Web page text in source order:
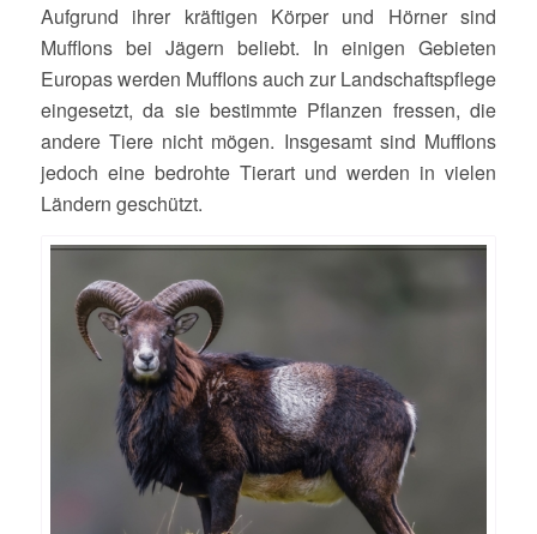
Aufgrund ihrer kräftigen Körper und Hörner sind
Mufflons bei Jägern beliebt. In einigen Gebieten
Europas werden Mufflons auch zur Landschaftspflege
eingesetzt, da sie bestimmte Pflanzen fressen, die
andere Tiere nicht mögen. Insgesamt sind Mufflons
jedoch eine bedrohte Tierart und werden in vielen
Ländern geschützt.